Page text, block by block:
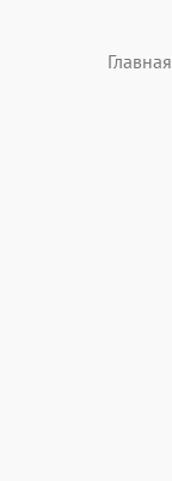
Главная